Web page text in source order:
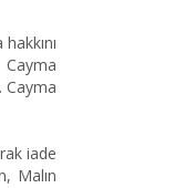
Cayma
iade
Malın